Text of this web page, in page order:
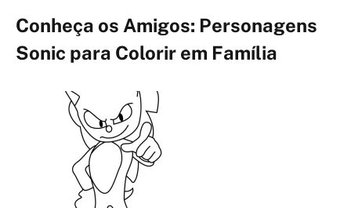
Conheça os Amigos: Personagens
Sonic para Colorir em Família